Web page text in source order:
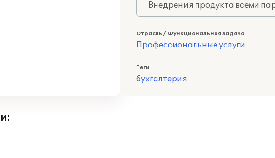
Внедрения продукта всеми
Отрасль / Функциональная задача
Профессиональные услуги
Теги
бухгалтерия